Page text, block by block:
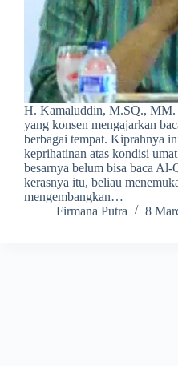
H. Kamaluddin, M.SQ., MM.
yang konsen mengajarkan
berbagai tempat. Kiprahnya
keprihatinan atas kondisi
besarnya belum bisa baca
kerasnya itu, beliau
mengembangkan…
Firmana Putra
8